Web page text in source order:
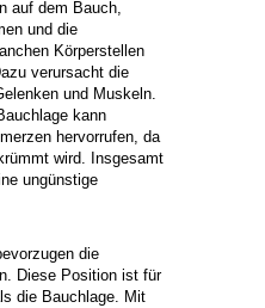
auf dem Bauch,
und die
Körperstellen
verursacht die
und Muskeln.
kann
hervorrufen, da
wird. Insgesamt
ungünstige
die
Diese Position ist für
die Bauchlage. Mit